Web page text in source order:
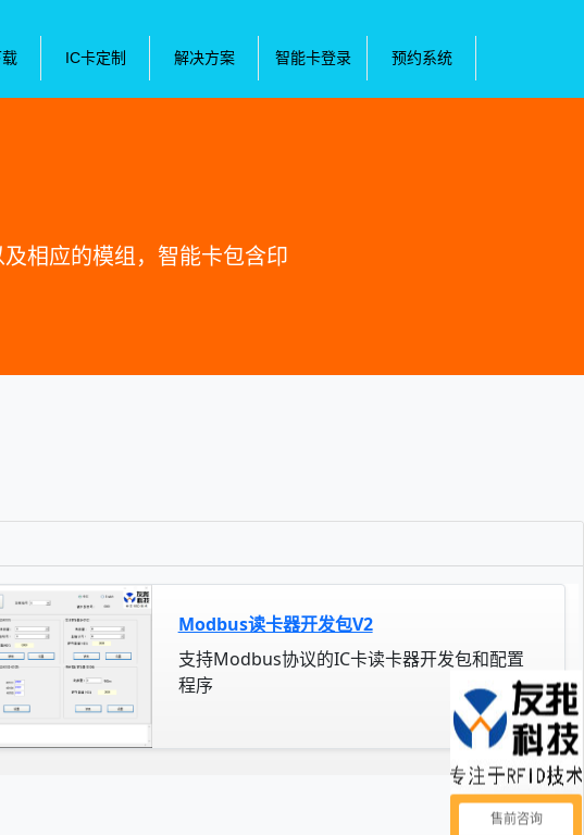
IC卡定制 解决方案 智能卡登录 预约系统
相应的模组，智能卡包含印
Modbus读卡器开发包V2
支持Modbus协议的IC卡读卡器开发包和配置
程序
售前咨询